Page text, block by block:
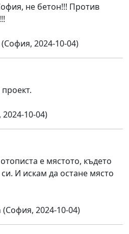
не бетон!!! Против
(София, 2024-10-04)
10-04)
е мястото, където
И искам да остане място
(София, 2024-10-04)